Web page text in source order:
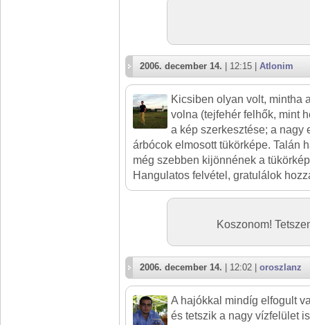
2006. december 14. | 12:15 | Atlonim
Kicsiben olyan volt, mintha
volna (tejfehér felhők, mint
a kép szerkesztése; a nagy
árbócok elmosott tükörképe. Talán
még szebben kijönnének a
Hangulatos felvétel, gratulálok
Koszonom!
2006. december 14. | 12:02 | oroszlanz
A hajókkal mindíg elfogult
és tetszik a nagy vízfelület